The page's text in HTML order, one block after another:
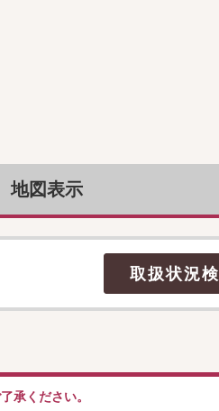
地図表示
承ください。